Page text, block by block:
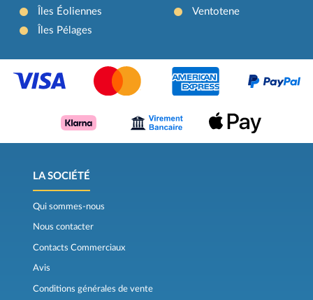
Îles Éoliennes
Îles Pélages
Ventotene
LA SOCIÉTÉ
Qui sommes-nous
Nous contacter
Contacts Commerciaux
Avis
Conditions générales de vente